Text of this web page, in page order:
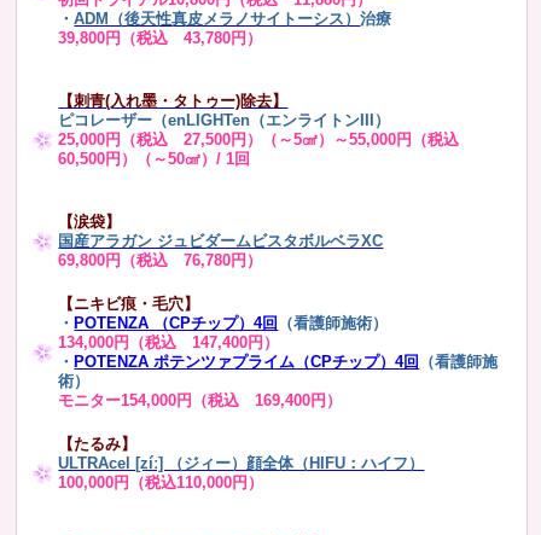
・ADM（後天性真皮メラノサイトーシス）治療
39,800円（税込 43,780円）
【刺青(入れ墨・タトゥー)除去】
ピコレーザー（enLIGHTen（エンライトンIII）
25,000円（税込 27,500円）（～5㎠）～55,000円（税込
60,500円）（～50㎠）/ 1回
【涙袋】
国産アラガン ジュビダームビスタボルベラXC
69,800円（税込 76,780円）
【ニキビ痕・毛穴】
・ POTENZA （CPチップ）4回
（看護師施術）
134,000円（税込 147,400円）
・ POTENZA ポテンツァプライム（CPチップ）4回
（看護師施
術）
モニター154,000円（税込 169,400円）
【たるみ】
ULTRAcel [zíː] （ジィー）顔全体（HIFU：ハイフ）
100,000円（税込110,000円）